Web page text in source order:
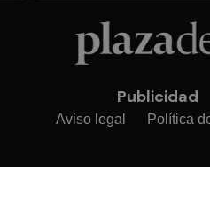
Publicidad
Aviso legal Política